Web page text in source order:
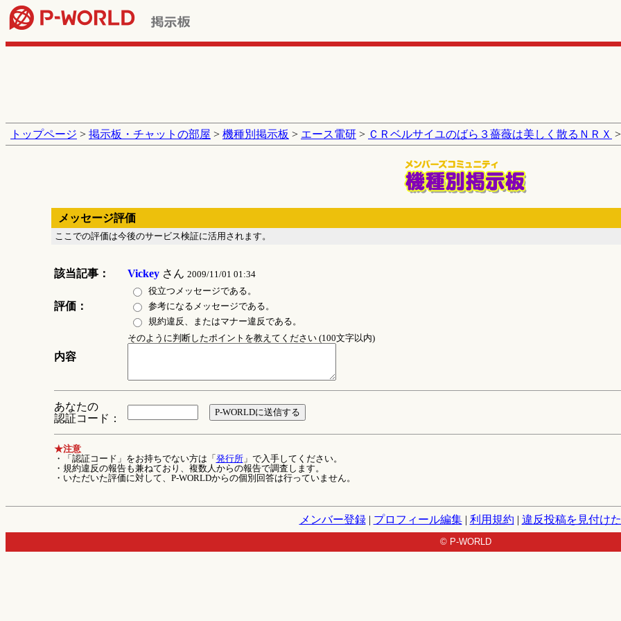
トップページ > 掲示板・チャットの部屋 > 機種別掲示板 > エース電研 > ＣＲベルサイユのばら３薔薇は美しく散るＮＲＸ
メッセージ評価
ここでの評価は今後のサービス検証に活用されます。
該当記事： Vickeyさん 2009/11/01 01:34
評価：
役立つメッセージである。
参考になるメッセージである。
規約違反、またはマナー違反である。
内容
そのように判断したポイントを教えてください (100文字以内)
あなたの
認証コード：
★注意
・「認証コード」をお持ちでない方は「 発行所」で入手してください。
・規約違反の報告も兼ねており、複数人からの報告で調査します。
・いただいた評価に対して、P-WORLDからの個別回答は行っていません。
メンバー登録| プロフィール編集| 利用規約 | 違反投稿を見付け
© P-WORLD